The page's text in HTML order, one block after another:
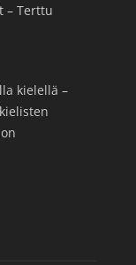
– Terttu
kielellä –